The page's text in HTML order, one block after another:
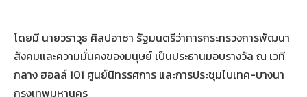
โดยมี นายวราวุธ ศิลปอาชา รัฐมนตรีว่าการกระทรวงการพัฒนา
สังคมและความมั่นคงของมนุษย์ เป็นประธานมอบรางวัล ณ เวที
กลาง ฮอลล์ 101 ศูนย์นิทรรศการ และการประชุมไบเทค-บางนา
กรุงเทพมหานคร